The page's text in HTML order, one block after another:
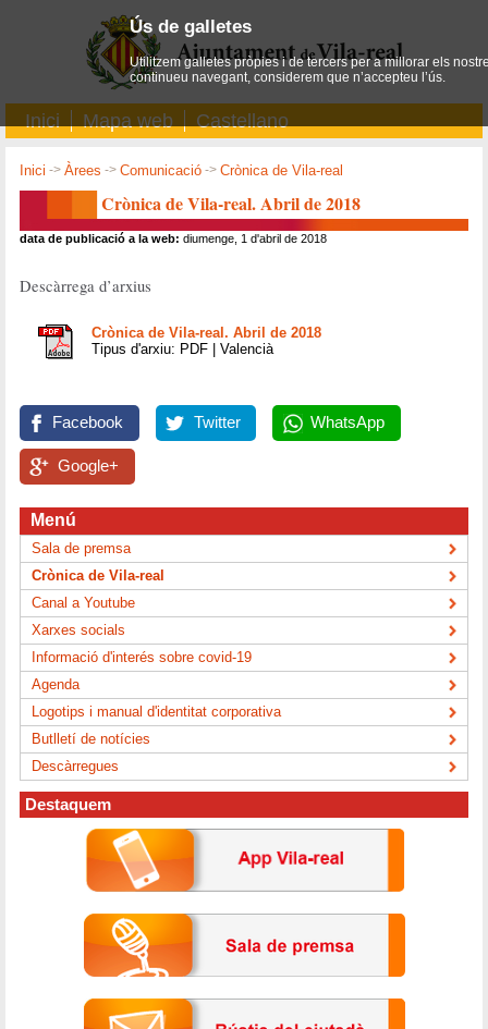
Inici Mapa web Castellano
Inici ->Àrees ->Comunicació ->Crònica de Vila-real
Crònica de Vila-real. Abril de 2018
data de publicació a la web: diumenge, 1 d'abril de 2018
Descàrrega d’arxius
Crònica de Vila-real. Abril de 2018
Tipus d'arxiu: PDF | Valencià
Facebook Twitter WhatsApp
Google+
Menú
Sala de premsa
Crònica de Vila-real
Canal a Youtube
Xarxes socials
Informació d'interés sobre covid-19
Agenda
Logotips i manual d'identitat corporativa
Butlletí de notícies
Descàrregues
Destaquem
Ús de galletes
Utilitzem galletes pròpies i de tercers per a millorar els
continueu navegant, considerem que n’accepteu l’ús.